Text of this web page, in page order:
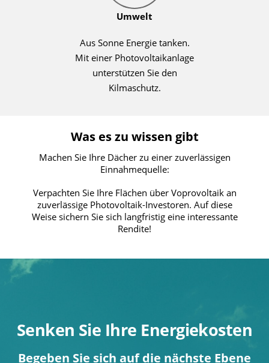
Umwelt
Aus Sonne Energie tanken.
Mit einer Photovoltaikanlage
unterstützen Sie den
Kilmaschutz.
Was es zu wissen gibt
Machen Sie Ihre Dächer zu einer zuverlässigen
Einnahmequelle:
Verpachten Sie Ihre Flächen über Voprovoltaik an
zuverlässige Photovoltaik-Investoren. Auf diese
Weise sichern Sie sich langfristig eine interessante
Rendite!
Senken Sie Ihre Energiekosten
Begeben Sie sich auf die nächste Ebene